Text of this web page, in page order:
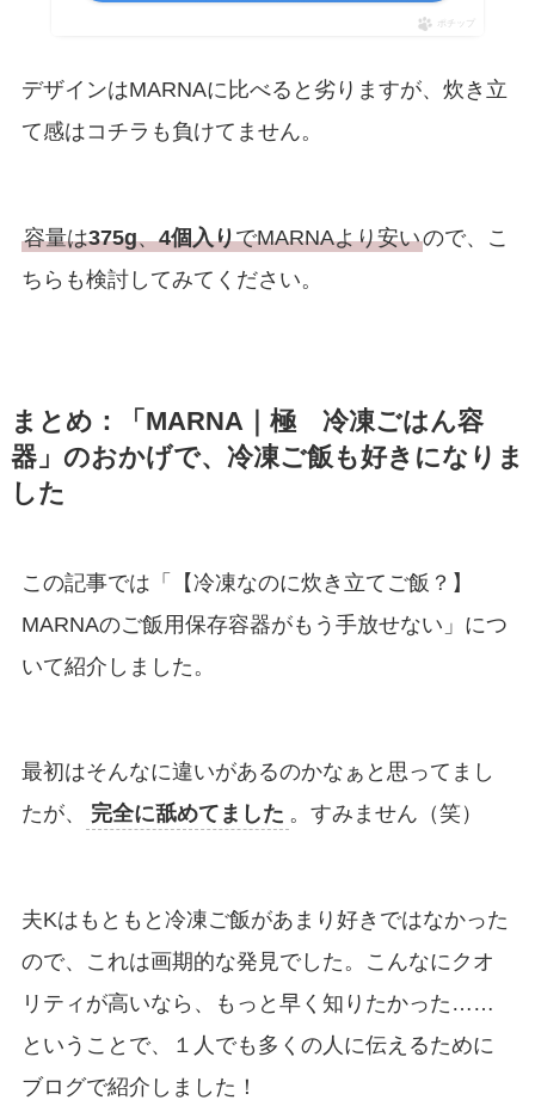
ポチップ
デザインはMARNAに比べると劣りますが、炊き立
て感はコチラも負けてません。
容量は375g、4個入りでMARNAより安いので、こ
ちらも検討してみてください。
まとめ：「MARNA｜極 冷凍ごはん容
器」のおかげで、冷凍ご飯も好きになりま
した
この記事では「【冷凍なのに炊き立てご飯？】
MARNAのご飯用保存容器がもう手放せない」につ
いて紹介しました。
最初はそんなに違いがあるのかなぁと思ってまし
たが、
完全に舐めてました 。すみません（笑）
夫Kはもともと冷凍ご飯があまり好きではなかった
ので、これは画期的な発見でした。こんなにクオ
リティが高いなら、もっと早く知りたかった……
ということで、１人でも多くの人に伝えるために
ブログで紹介しました！